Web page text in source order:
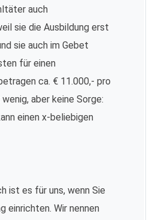
auch
sie die Ausbildung erst
sie auch im Gebet
für einen
ca. € 11.000,- pro
aber keine Sorge:
einen x-beliebigen
ist es für uns, wenn Sie
einrichten. Wir nennen